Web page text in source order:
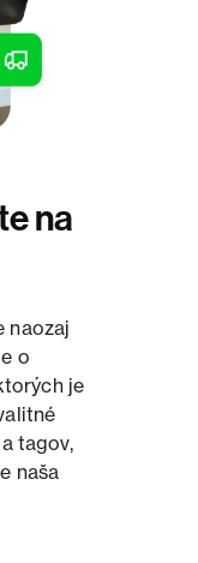
na
naozaj
o
je
tagov,
naša